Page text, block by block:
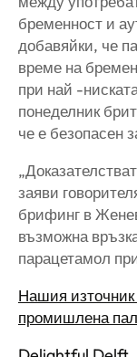
бременност и
добавяйки, че
време на
при най -
понеделник
че е безопасен
заяви
брифинг в
възможна
парацетамол
Нашия
промишлена